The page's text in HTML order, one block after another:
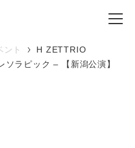
ント
H ZETTRIO
ラピック – 【新潟公演】